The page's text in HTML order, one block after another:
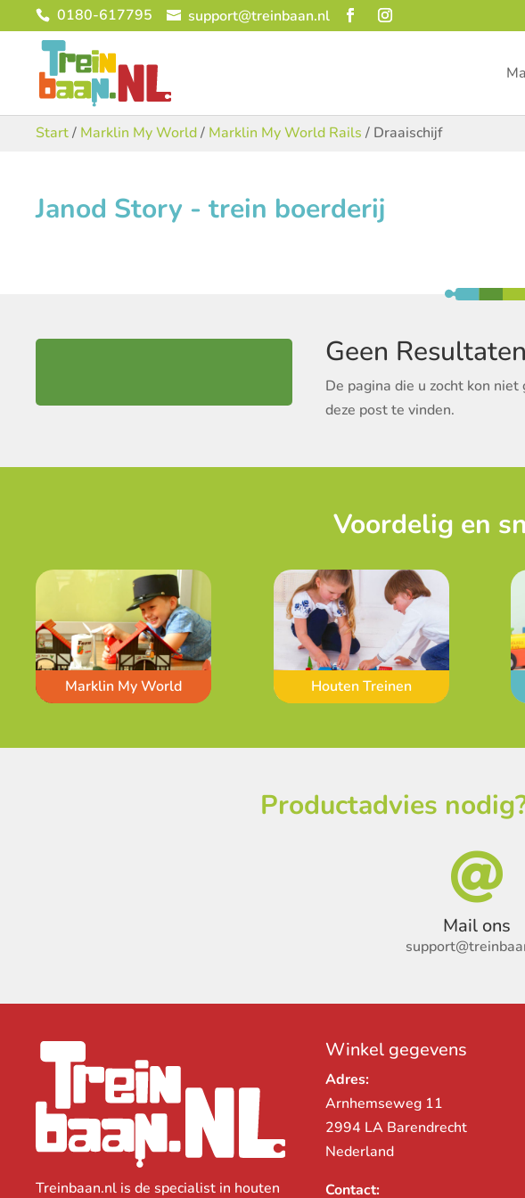
0180-617795 support@treinbaan.nl
Start/ Marklin My World/ Marklin My World Rails / Draaischijf
Janod Story - trein boerderij
Geen
De pagina die u zocht kon
deze post te vinden.
Voordelig en
Marklin My World Houten Treinen
Productadvies

Mail ons
Treinbaan.nl is de specialist in houten
Winkel gegevens
Adres:
Arnhemseweg 11
2994 LA Barendrecht
Nederland
Contact: